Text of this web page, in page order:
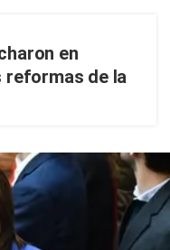
en
reformas de la